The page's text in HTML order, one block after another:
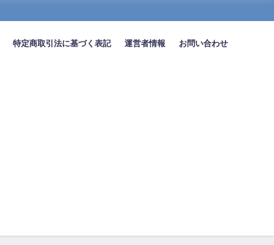
特定商取引法に基づく表記 運営者情報 お問い合わせ